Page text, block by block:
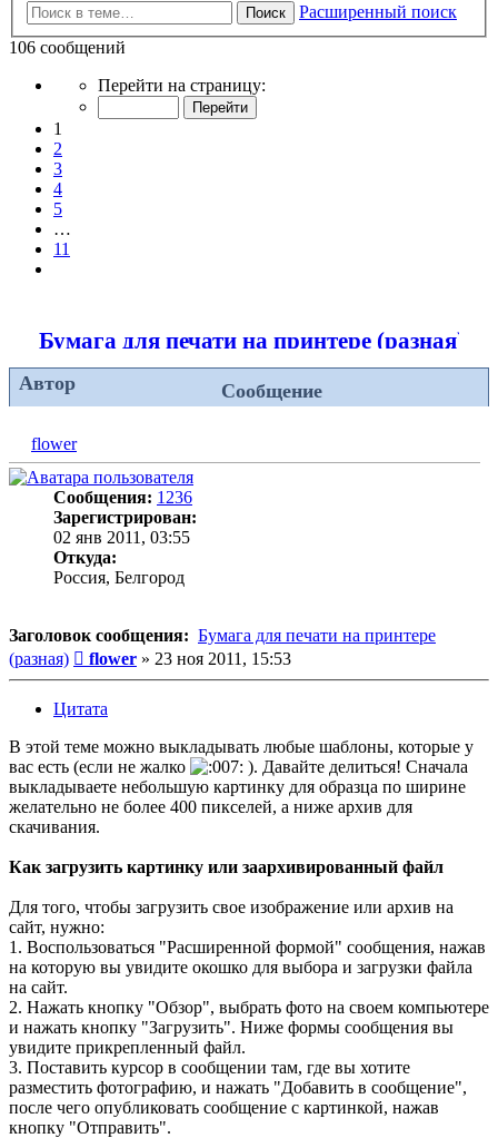
Поиск
Расширенный поиск
106 сообщений
Страница
из
11
Перейти на страницу:
1
2
3
4
5
…
11
Бумага для печати на принтере (разная)
Автор Сообщение
flower
Сообщения: 1236
Зарегистрирован:
02 янв 2011, 03:55
Откуда:
Россия, Белгород
Заголовок сообщения: Бумага для печати на принтере
(разная)
Сообщение
flower » 23 ноя 2011, 15:53
Цитата
В этой теме можно выкладывать любые шаблоны, которые у
вас есть (если не жалко
). Давайте делиться! Сначала
выкладываете небольшую картинку для образца по ширине
желательно не более 400 пикселей, а ниже архив для
скачивания.
Как загрузить картинку или заархивированный файл
Для того, чтобы загрузить свое изображение или архив на
сайт, нужно:
1. Воспользоваться "Расширенной формой" сообщения, нажав
на которую вы увидите окошко для выбора и загрузки файла
на сайт.
2. Нажать кнопку "Обзор", выбрать фото на своем компьютере
и нажать кнопку "Загрузить". Ниже формы сообщения вы
увидите прикрепленный файл.
3. Поставить курсор в сообщении там, где вы хотите
разместить фотографию, и нажать "Добавить в сообщение",
после чего опубликовать сообщение с картинкой, нажав
кнопку "Отправить".